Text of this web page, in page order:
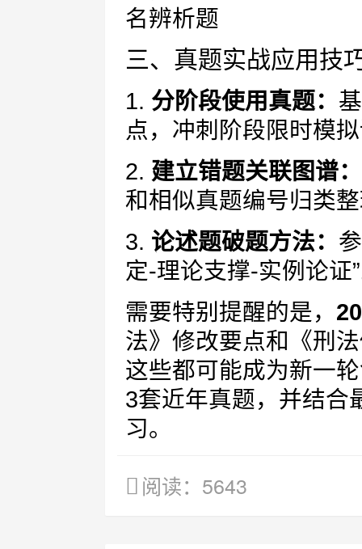
名辨析题
三、真题实战应用技
1. 分阶段使用真题：
点，冲刺阶段限时模
2. 建立错题关联图谱：
和相似真题编号归类
3. 论述题破题方法：
定-理论支撑-实例论证
需要特别提醒的是，
法》修改要点和《刑
这些都可能成为新一
3套近年真题，并结合
习。
阅读：5643